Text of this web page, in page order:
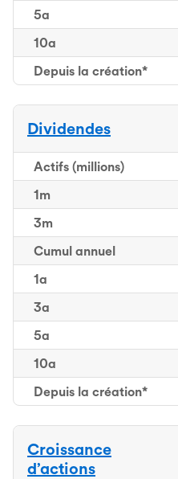
5a
10a
Depuis la création*
Dividendes
Actifs (millions)
1m
1 mois
3m
3 mois
Cumul annuel
1a
3a
5a
10a
Depuis la création*
Croissance
d’actions